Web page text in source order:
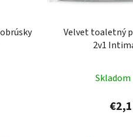
Velvet toaletný
2v1
Skladom